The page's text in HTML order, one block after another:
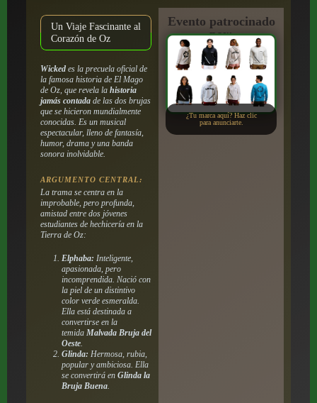
Un Viaje Fascinante al
Corazón de Oz
Wickedes la precuela oficial de
la famosa historia de El Mago
de Oz, que revela la historia
jamás contadade las dos brujas
que se hicieron mundialmente
conocidas. Es un musical
espectacular, lleno de fantasía,
humor, drama y una banda
sonora inolvidable.
ARGUMENTO CENTRAL:
La trama se centra en la
improbable, pero profunda,
amistad entre dos jóvenes
estudiantes de hechicería en la
Tierra de Oz:
Elphaba: Inteligente,
apasionada, pero
incomprendida. Nació con
la piel de un distintivo
color verde esmeralda.
Ella está destinada a
convertirse en la
temida Malvada Bruja del
Oeste.
Glinda: Hermosa, rubia,
popular y ambiciosa. Ella
se convertirá en Glinda la
Bruja Buena.
Evento patrocinado
por:
¿Tu marca aquí? Haz clic
para anunciarte.